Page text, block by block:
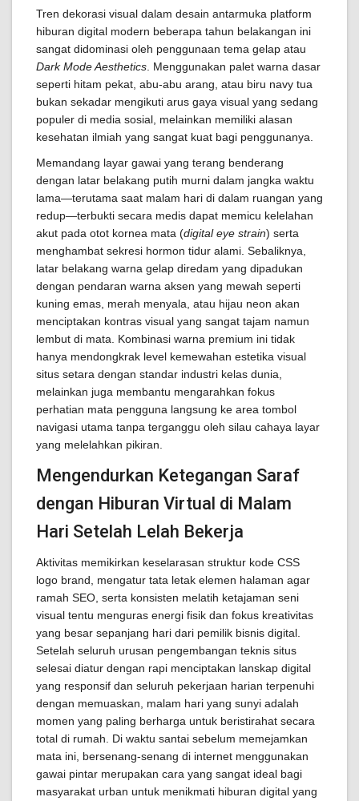
Tren dekorasi visual dalam desain antarmuka platform
hiburan digital modern beberapa tahun belakangan ini
sangat didominasi oleh penggunaan tema gelap atau
Dark Mode Aesthetics . Menggunakan palet warna dasar
seperti hitam pekat, abu-abu arang, atau biru navy tua
bukan sekadar mengikuti arus gaya visual yang sedang
populer di media sosial, melainkan memiliki alasan
kesehatan ilmiah yang sangat kuat bagi penggunanya.
Memandang layar gawai yang terang benderang
dengan latar belakang putih murni dalam jangka waktu
lama—terutama saat malam hari di dalam ruangan yang
redup—terbukti secara medis dapat memicu kelelahan
akut pada otot kornea mata (digital eye strain) serta
menghambat sekresi hormon tidur alami. Sebaliknya,
latar belakang warna gelap diredam yang dipadukan
dengan pendaran warna aksen yang mewah seperti
kuning emas, merah menyala, atau hijau neon akan
menciptakan kontras visual yang sangat tajam namun
lembut di mata. Kombinasi warna premium ini tidak
hanya mendongkrak level kemewahan estetika visual
situs setara dengan standar industri kelas dunia,
melainkan juga membantu mengarahkan fokus
perhatian mata pengguna langsung ke area tombol
navigasi utama tanpa terganggu oleh silau cahaya layar
yang melelahkan pikiran.
Mengendurkan Ketegangan Saraf
dengan Hiburan Virtual di Malam
Hari Setelah Lelah Bekerja
Aktivitas memikirkan keselarasan struktur kode CSS
logo brand, mengatur tata letak elemen halaman agar
ramah SEO, serta konsisten melatih ketajaman seni
visual tentu menguras energi fisik dan fokus kreativitas
yang besar sepanjang hari dari pemilik bisnis digital.
Setelah seluruh urusan pengembangan teknis situs
selesai diatur dengan rapi menciptakan lanskap digital
yang responsif dan seluruh pekerjaan harian terpenuhi
dengan memuaskan, malam hari yang sunyi adalah
momen yang paling berharga untuk beristirahat secara
total di rumah. Di waktu santai sebelum memejamkan
mata ini, bersenang-senang di internet menggunakan
gawai pintar merupakan cara yang sangat ideal bagi
masyarakat urban untuk menikmati hiburan digital yang